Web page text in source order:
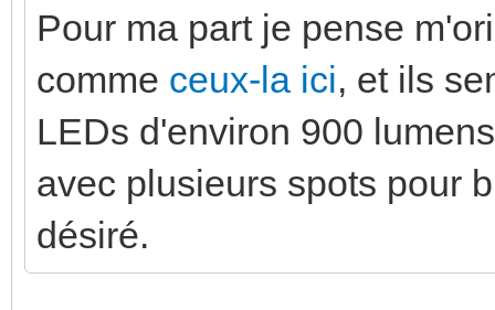
Pour ma part je pense
comme ceux-la ici, et ils
LEDs d'environ 900
avec plusieurs spots pour
désiré.